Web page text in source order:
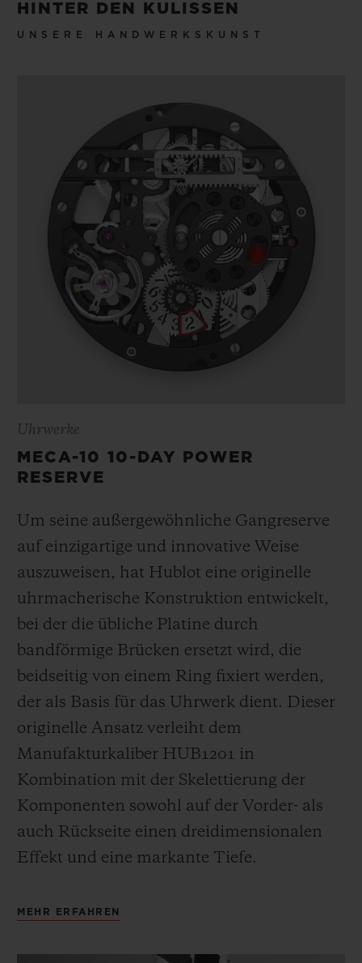
HINTER DEN KULISSEN
UNSERE HANDWERKSKUNST
Uhrwerke
MECA-10 10-DAY POWER
RESERVE
Um seine außergewöhnliche Gangreserve
auf einzigartige und innovative Weise
auszuweisen, hat Hublot eine originelle
uhrmacherische Konstruktion entwickelt,
bei der die übliche Platine durch
bandförmige Brücken ersetzt wird, die
beidseitig von einem Ring fixiert werden,
der als Basis für das Uhrwerk dient. Dieser
originelle Ansatz verleiht dem
Manufakturkaliber HUB1201 in
Kombination mit der Skelettierung der
Komponenten sowohl auf der Vorder- als
auch Rückseite einen dreidimensionalen
Effekt und eine markante Tiefe.
MEHR ERFAHREN